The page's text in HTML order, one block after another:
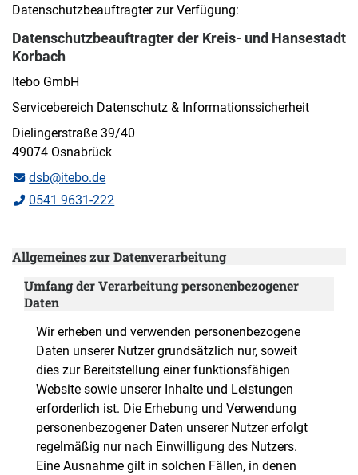
Datenschutzbeauftragter zur Verfügung:
Datenschutzbeauftragter der Kreis- und Hansestadt
Korbach
Itebo GmbH
Servicebereich Datenschutz & Informationssicherheit
Dielingerstraße 39/40
49074 Osnabrück
dsb@itebo.de
0541 9631-222
Allgemeines zur Datenverarbeitung
Umfang der Verarbeitung personenbezogener
Daten
Wir erheben und verwenden personenbezogene
Daten unserer Nutzer grundsätzlich nur, soweit
dies zur Bereitstellung einer funktionsfähigen
Website sowie unserer Inhalte und Leistungen
erforderlich ist. Die Erhebung und Verwendung
personenbezogener Daten unserer Nutzer erfolgt
regelmäßig nur nach Einwilligung des Nutzers.
Eine Ausnahme gilt in solchen Fällen, in denen